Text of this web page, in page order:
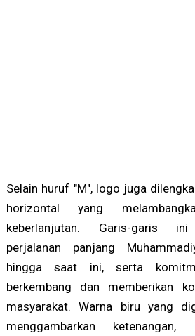
Selain huruf "M", logo juga
horizontal yang
keberlanjutan. Garis-garis ini
perjalanan panjang
hingga saat ini, serta
berkembang dan memberikan
masyarakat. Warna biru yang
menggambarkan ketenangan,